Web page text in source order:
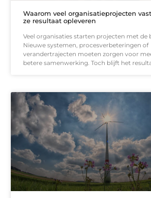
Waarom veel organisatieprojecten
ze resultaat opleveren
Veel organisaties starten projecten met de
Nieuwe systemen, procesverbeteringen of
verandertrajecten moeten zorgen voor
betere samenwerking. Toch blijft het